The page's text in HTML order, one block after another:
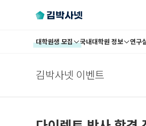
대학원생 모집 국내대학원 정보 연구
김박사넷 이벤트